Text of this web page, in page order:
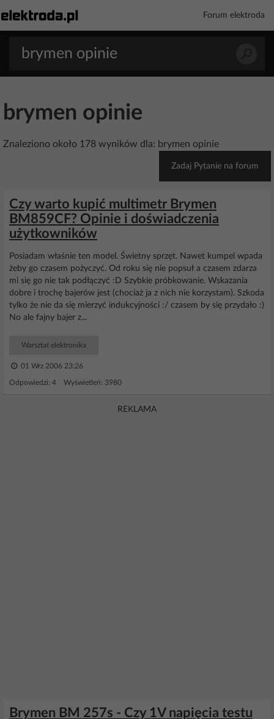
Forum elektroda
brymen opinie
Znaleziono około 178 wyników dla: brymen opinie
Zadaj Pytanie na forum
Czy warto kupić multimetr Brymen
BM859CF? Opinie i doświadczenia
użytkowników
Posiadam właśnie ten model. Świetny sprzęt. Nawet kumpel wpada
żeby go czasem pożyczyć. Od roku się nie popsuł a czasem zdarza
mi się go nie tak podłączyć :D Szybkie próbkowanie. Wskazania
dobre i trochę bajerów jest (chociaż ja z nich nie korzystam). Szkoda
tylko że nie da się mierzyć indukcyjności :/ czasem by się przydało :)
No ale fajny bajer z...
Warsztat elektronika
01 Wrz 2006 23:26
Odpowiedzi: 4 Wyświetleń: 3980
REKLAMA
Brymen BM 257s - Czy 1V napięcia testu